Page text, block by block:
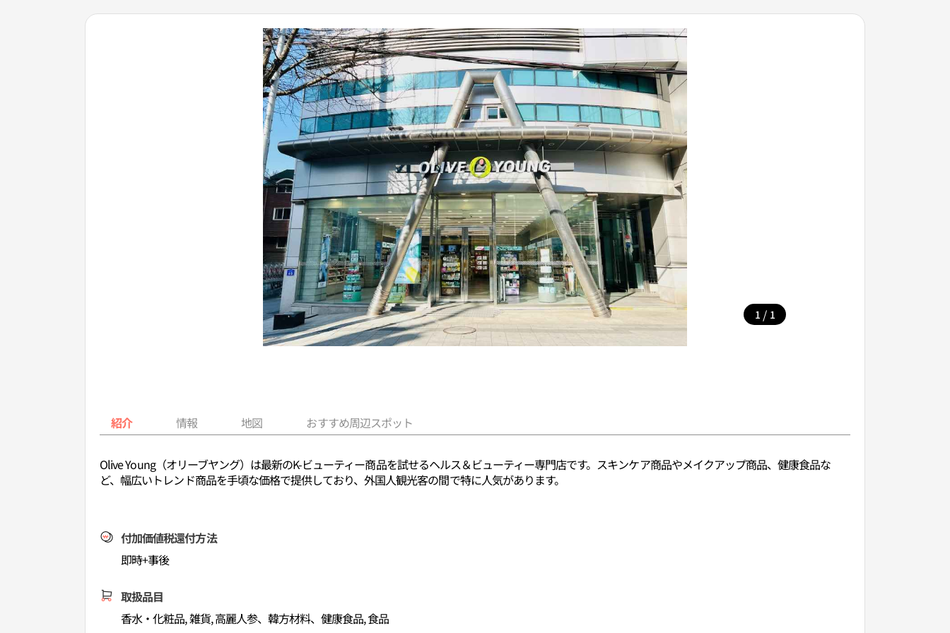
1 / 1
紹介 情報 地図 おすすめ周辺スポット
Olive Young（オリーブヤング）は最新のK-ビューティー商品を試せるヘルス＆ビューティー専門店です。スキンケア商品やメイクアップ商品、健康食品な
ど、幅広いトレンド商品を手頃な価格で提供しており、外国人観光客の間で特に人気があります。
付加価値税還付方法
即時+事後
取扱品目
香水・化粧品, 雑貨, 高麗人参、韓方材料、健康食品, 食品